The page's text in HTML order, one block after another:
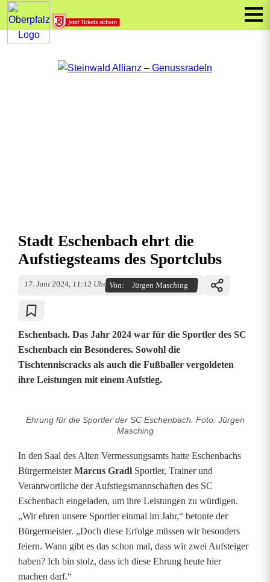
Stadt Eschenbach ehrt die
Aufstiegsteams des Sportclubs
17. Juni 2024, 11:12 Uhr Von: Jürgen Masching
Eschenbach. Das Jahr 2024 war für die Sportler des SC
Eschenbach ein Besonderes. Sowohl die
Tischtenniscracks als auch die Fußballer vergoldeten
ihre Leistungen mit einem Aufstieg.
S
a
d
t
E
s
Ehrung für die Sportler der SC Eschenbach. Foto: Jürgen
Masching
In den Saal des Alten Vermessungsamts hatte Eschenbachs
BürgermeisterMarcus Gradl Sportler, Trainer und
Verantwortliche der Aufstiegsmannschaften des SC
Eschenbach eingeladen, um ihre Leistungen zu würdigen.
„Wir ehren unsere Sportler einmal im Jahr,“ betonte der
Bürgermeister. „Doch diese Erfolge müssen wir besonders
feiern. Wann gibt es das schon mal, dass wir zwei Aufsteiger
haben? Ich bin stolz, dass ich diese Ehrung heute hier
machen darf.“